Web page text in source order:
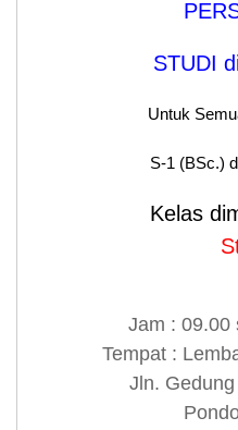
STUDI
Untuk
S-1 (BSc.)
Kelas
Study
Jam : 09.00
Tempat :
Jln.